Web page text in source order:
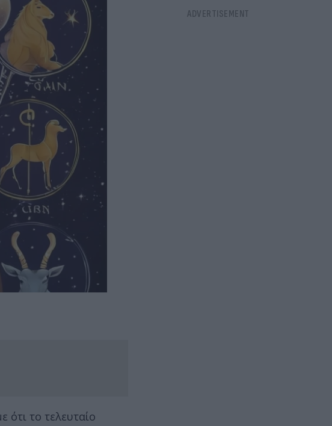
ότι το τελευταίο